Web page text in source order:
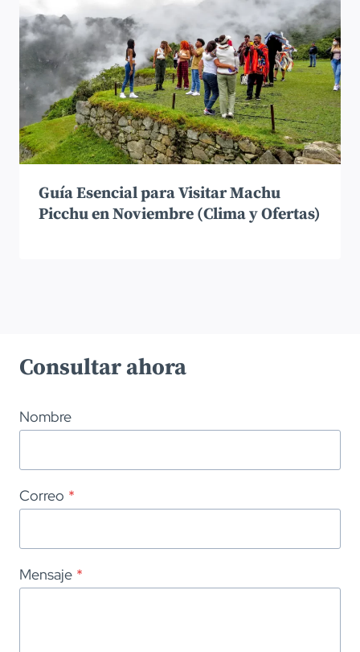
Guía Esencial para Visitar Machu
Picchu en Noviembre (Clima y Ofertas)
Consultar ahora
Nombre
Correo *
Mensaje *